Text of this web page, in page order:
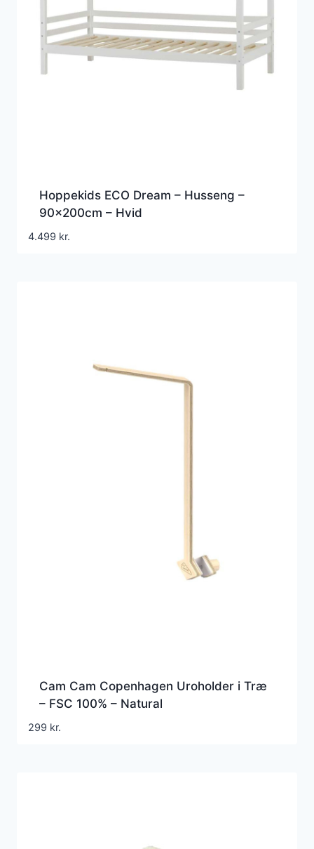
Hoppekids ECO Dream – Husseng –
90x200cm – Hvid
4.499 kr.
Cam Cam Copenhagen Uroholder i Træ
– FSC 100% – Natural
299 kr.